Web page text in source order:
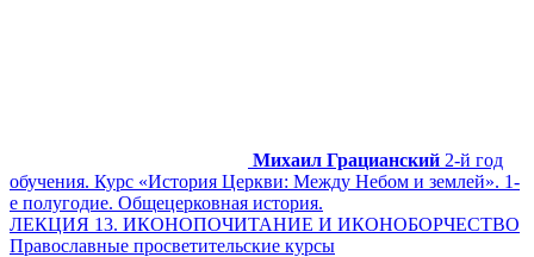
Михаил Грацианский 2-й год
обучения. Курс «История Церкви: Между Небом и землей». 1-
е полугодие. Общецерковная история.
ЛЕКЦИЯ 13. ИКОНОПОЧИТАНИЕ И ИКОНОБОРЧЕСТВО
Православные просветительские курсы